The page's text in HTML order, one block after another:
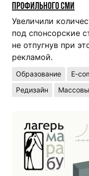
профильного СМИ
Увеличили
под спонсорские
не отпугнув при
рекламой.
Образование
E-
Редизайн